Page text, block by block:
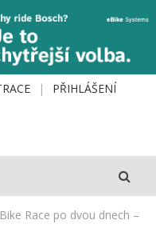
PŘIHLÁŠENÍ
Race po dvou dnech –